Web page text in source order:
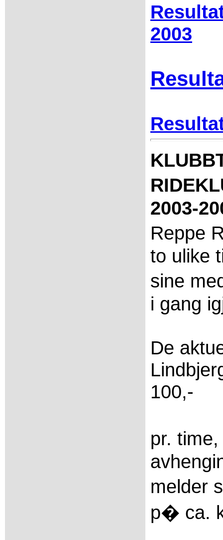
2003
2003-
Reppe
to ulike
sine
i gang
De
100,-
pr.
melder
p� ca.